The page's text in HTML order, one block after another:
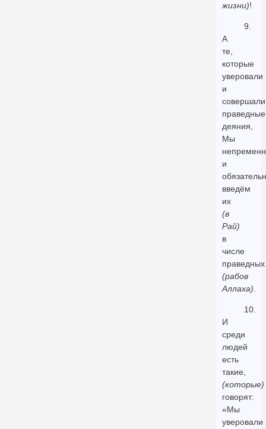
жизни)!
9.
А
те,
которые
уверовали
и
совершали
праведные
деяния,
Мы
и
введём
их
(в
Рай)
в
числе
праведных
(рабов
Аллаха).
10.
И
среди
людей
есть
такие,
(которые)
говорят:
«Мы
уверовали